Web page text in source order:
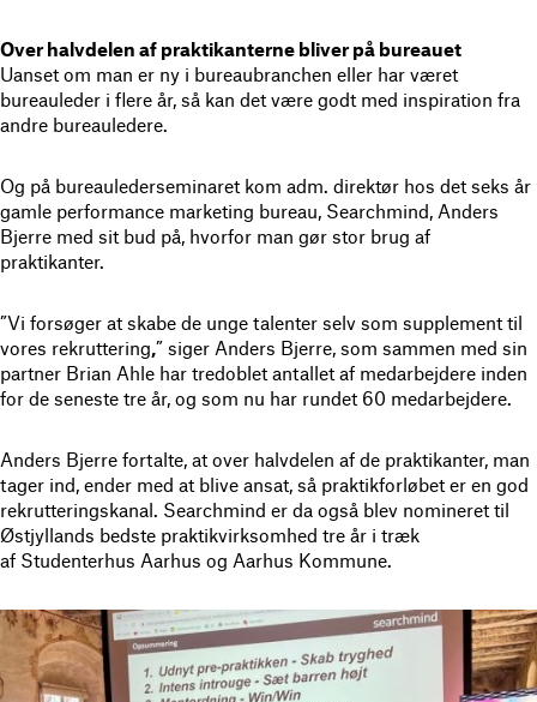
Over halvdelen af praktikanterne bliver på bureauet
Uanset om man er ny i bureaubranchen eller har været
bureauleder i flere år, så kan det være godt med inspiration fra
andre bureauledere.
Og på bureaulederseminaret kom adm. direktør hos det seks år
gamle performance marketing bureau, Searchmind, Anders
Bjerre med sit bud på, hvorfor man gør stor brug af
praktikanter.
”Vi forsøger at skabe de unge talenter selv som supplement til
vores rekruttering,” siger Anders Bjerre, som sammen med sin
partner Brian Ahle har tredoblet antallet af medarbejdere inden
for de seneste tre år, og som nu har rundet 60 medarbejdere.
Anders Bjerre fortalte, at over halvdelen af de praktikanter, man
tager ind, ender med at blive ansat, så praktikforløbet er en god
rekrutteringskanal. Searchmind er da også blev nomineret til
Østjyllands bedste praktikvirksomhed tre år i træk
af Studenterhus Aarhus og Aarhus Kommune.